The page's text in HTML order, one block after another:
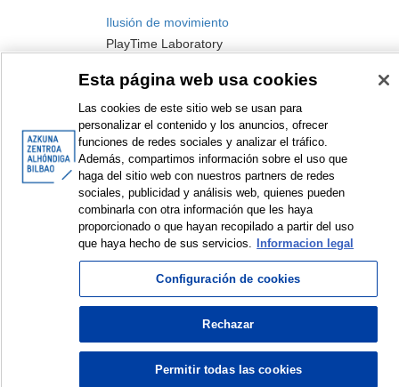
Ilusión de movimiento
PlayTime Laboratory
2018
< Items sorted by: 1 to 1 of 1 >
© Azkuna Zentroa - Alhóndiga Bilbao
Esta página web usa cookies
Las cookies de este sitio web se usan para
personalizar el contenido y los anuncios, ofrecer
funciones de redes sociales y analizar el tráfico.
Además, compartimos información sobre el uso que
haga del sitio web con nuestros partners de redes
sociales, publicidad y análisis web, quienes pueden
combinarla con otra información que les haya
proporcionado o que hayan recopilado a partir del uso
que haya hecho de sus servicios.
Informacion legal
Configuración de cookies
Rechazar
Permitir todas las cookies